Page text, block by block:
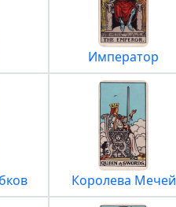
Император
Королева Мечей